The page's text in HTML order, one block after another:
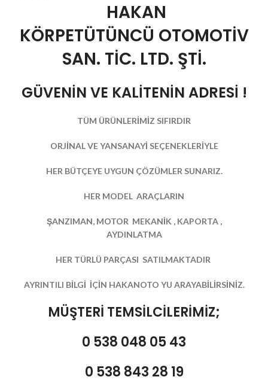
HAKAN
KÖRPETÜTÜNCÜ OTOMOTİV
SAN. TİC. LTD. ŞTİ.
GÜVENİN VE KALİTENİN ADRESİ !
TÜM ÜRÜNLERİMİZ SIFIRDIR
ORJİNAL VE YANSANAYİ SEÇENEKLERİYLE
HER BÜTÇEYE UYGUN ÇÖZÜMLER SUNARIZ.
HER MODEL ARAÇLARIN
ŞANZIMAN, MOTOR MEKANİK , KAPORTA ,
AYDINLATMA
HER TÜRLÜ PARÇASI SATILMAKTADIR
AYRINTILI BİLGİ İÇİN HAKANOTO YU ARAYABİLİRSİNİZ.
MÜŞTERİ TEMSİLCİLERİMİZ;
0 538 048 05 43
0 538 843 28 19